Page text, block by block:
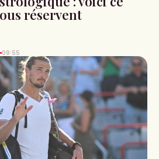
réservent
09:55